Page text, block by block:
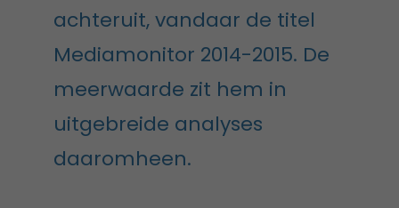
achteruit, vandaar de titel
Mediamonitor 2014-2015. De
meerwaarde zit hem in
uitgebreide analyses
daaromheen.